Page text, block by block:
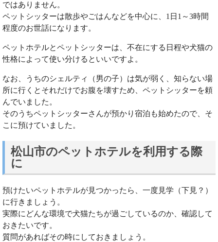
ではありません。
ペットシッターは散歩やごはんなどを中心に、1日1～3時間
程度のお世話になります。
ペットホテルとペットシッターは、不在にする日程や犬猫の
性格によって使い分けるといいですよ。
なお、うちのシェルティ（男の子）は気が弱く、知らない場
所に行くとそれだけでお腹を壊すため、ペットシッターを頼
んでいました。
そのうちペットシッターさんが預かり宿泊も始めたので、そ
こに預けていました。
松山市のペットホテルを利用する際
に
預けたいペットホテルが見つかったら、一度見学（下見？）
に行きましょう。
実際にどんな環境で犬猫たちが過ごしているのか、確認して
おきたいです。
質問があればその時にしておきましょう。